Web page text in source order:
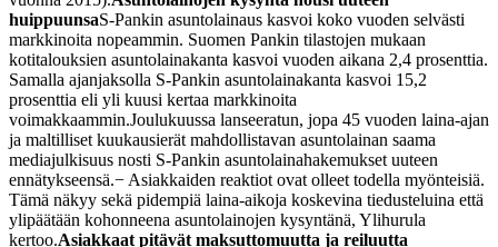
huippuunsaS-Pankin asuntolainaus kasvoi koko vuoden selvästi
markkinoita nopeammin. Suomen Pankin tilastojen mukaan
kotitalouksien asuntolainakanta kasvoi vuoden aikana 2,4 prosenttia.
Samalla ajanjaksolla S-Pankin asuntolainakanta kasvoi 15,2
prosenttia eli yli kuusi kertaa markkinoita
voimakkaammin.Joulukuussa lanseeratun, jopa 45 vuoden laina-ajan
ja maltilliset kuukausierät mahdollistavan asuntolainan saama
mediajulkisuus nosti S-Pankin asuntolainahakemukset uuteen
ennätykseensä.− Asiakkaiden reaktiot ovat olleet todella myönteisiä.
Tämä näkyy sekä pidempiä laina-aikoja koskevina tiedusteluina että
ylipäätään kohonneena asuntolainojen kysyntänä, Ylihurula
kertoo.Asiakkaat pitävät maksuttomuutta ja reiluutta